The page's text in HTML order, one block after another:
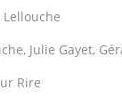
Julie Gayet,
Rire